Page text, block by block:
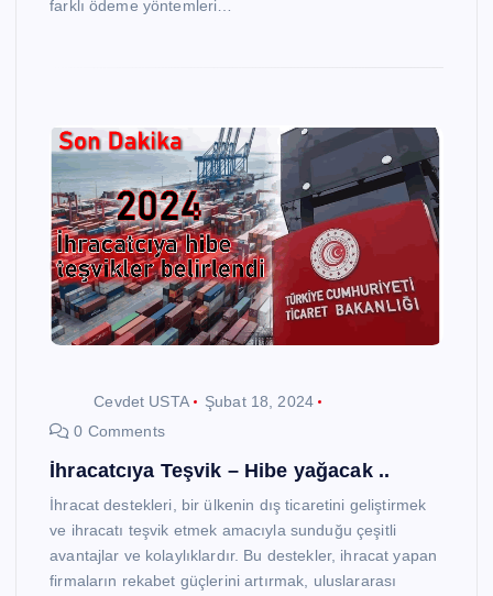
farklı ödeme yöntemleri…
Cevdet USTA
Şubat 18, 2024
0 Comments
İhracatcıya Teşvik – Hibe yağacak ..
İhracat destekleri, bir ülkenin dış ticaretini geliştirmek
ve ihracatı teşvik etmek amacıyla sunduğu çeşitli
avantajlar ve kolaylıklardır. Bu destekler, ihracat yapan
firmaların rekabet güçlerini artırmak, uluslararası